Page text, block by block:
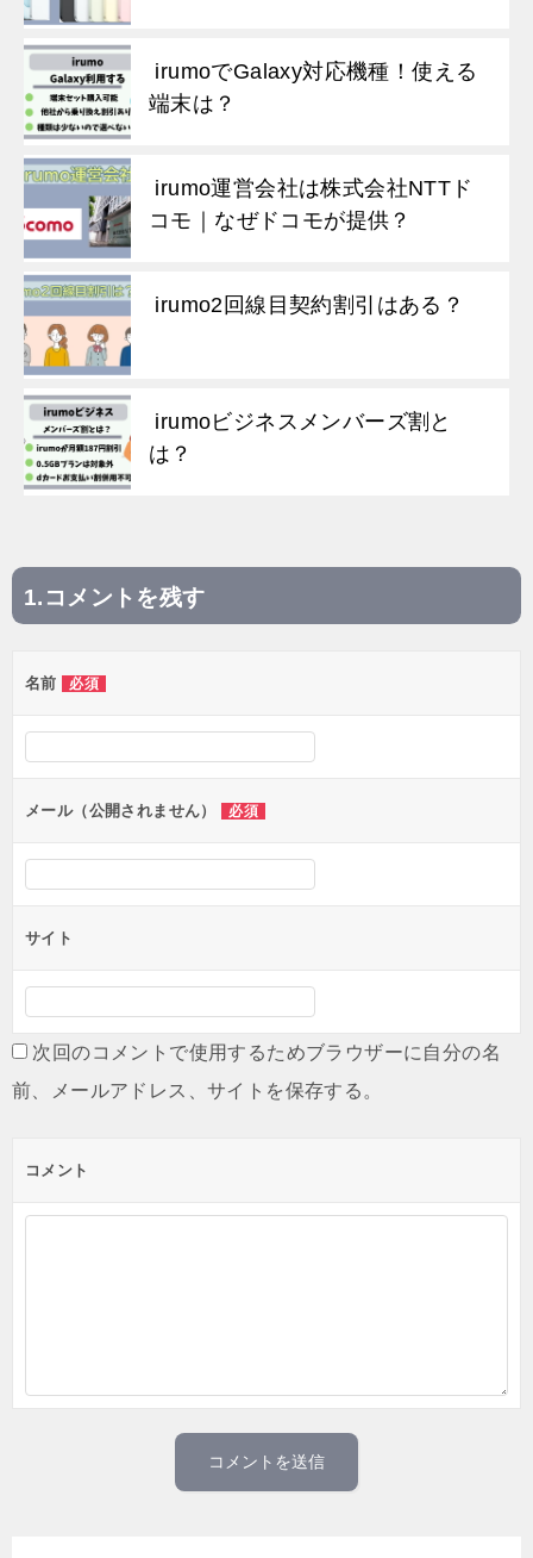
irumoでGalaxy対応機種！使える
端末は？
irumo運営会社は株式会社NTTド
コモ｜なぜドコモが提供？
irumo2回線目契約割引はある？
irumoビジネスメンバーズ割と
は？
投
ビ
ー
ョ
ン
コメントを残す
名前 必須
メール（公開されません） 必須
サイト
次回のコメントで使用するためブラウザーに自分の名
前、メールアドレス、サイトを保存する。
コメント